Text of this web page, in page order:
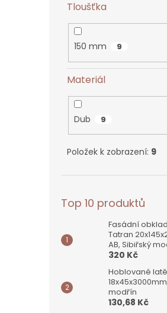
Tloušťka
150 mm 9
Materiál
Dub 9
Položek k zobrazení: 9
Top 10 produktů
Fasádní
Tatran
AB, Sibiřský
320 Kč
Hoblované latě
modřín
130,68 Kč